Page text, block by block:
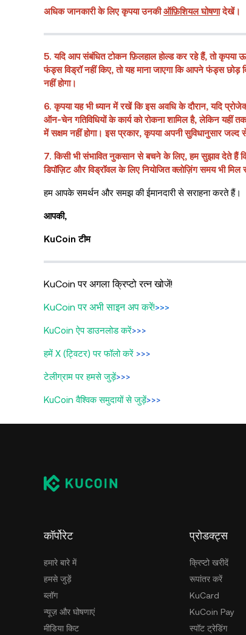
अधिक जानकारी के लिए कृपया उनकी ऑफ़िशियल घोषणादेखें।
5. यदि आप संबंधित टोकन फ़िलहाल होल्ड कर रहे हैं, तो कृपया
फंड्स विड्रॉ नहीं किए, तो यह माना जाएगा कि आपने फंड्स
नहीं होगा।
6. कृपया यह भी ध्यान में रखें कि इस अवधि के दौरान, यदि
ऑन-चेन गतिविधियों के कार्य को रोकना शामिल है, लेकिन यहीं
में सक्षम नहीं होगा। इस प्रकार, कृपया अपनी सुविधानुसार
7. किसी भी संभावित नुकसान से बचने के लिए, हम सुझाव देते हैं
डिपॉज़िट और विड्रॉवल के लिए नियोजित क्लोज़िंग समय भी मिल
हम आपके समर्थन और समझ की ईमानदारी से सराहना करते हैं।
आपकी,
KuCoin टीम
KuCoin पर अगला क्रिप्टो रत्न खोजें!
KuCoin पर अभी साइन अप करें!>>>
KuCoin ऐप डाउनलोड करें>>>
हमें X (ट्विटर) पर फॉलो करें >>>
टेलीग्राम पर हमसे जुड़ें>>>
KuCoin वैश्विक समुदायों से जुड़ें>>>
कॉर्पोरेट
हमारे बारे में
हमसे जुड़ें
ब्लॉग
न्यूज़ और घोषणाएं
मीडिया किट
प्रोडक्ट्स
क्रिप्टो खरीदें
रूपांतर करें
KuCard
KuCoin Pay
स्पॉट ट्रेडिंग